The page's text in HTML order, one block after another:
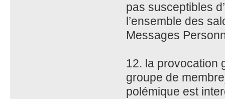
pas susceptibles
l’ensemble des
Messages
12. la provocation
groupe de
polémique est